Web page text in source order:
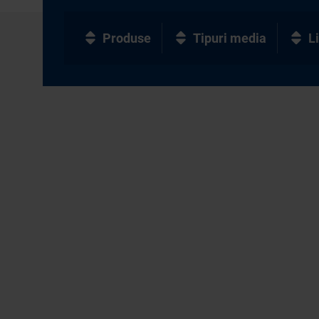
Produse Tipuri media